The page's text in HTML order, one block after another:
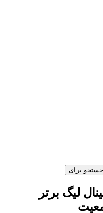
جستجو برای
لیگ برتر